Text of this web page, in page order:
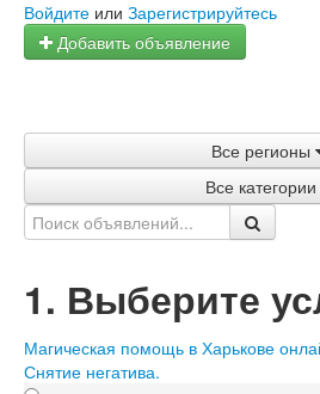
Войдите или Зарегистрируйтесь
Добавить объявление
Объявления
Все регионы
Все категории
1. Выберите
Магическая помощь в Харькове
Снятие негатива.